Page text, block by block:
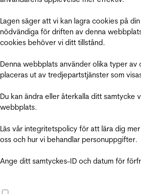
Lagen säger att vi kan lagra cookies på
nödvändiga för driften av denna
cookies behöver vi ditt tillstånd.
Denna webbplats använder olika typer av
placeras ut av tredjepartstjänster som
Du kan ändra eller återkalla ditt samtycke
webbplats.
Läs vår integritetspolicy för att lära dig
oss och hur vi behandlar personuppgifter.
Ange ditt samtyckes-ID och datum för